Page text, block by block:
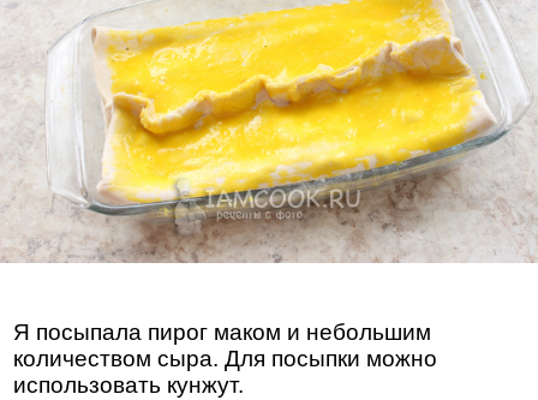
Я посыпала пирог маком и небольшим
количеством сыра. Для посыпки можно
использовать кунжут.